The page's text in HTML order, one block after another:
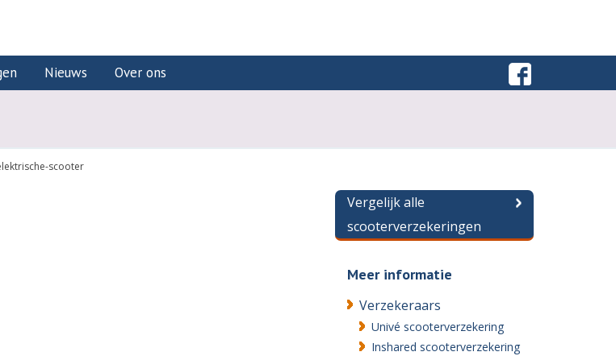
Nieuws Over ons
scooter
Vergelijk alle
scooterverzekeringen
Meer informatie
Verzekeraars
Univé scooterverzekering
Inshared scooterverzekering